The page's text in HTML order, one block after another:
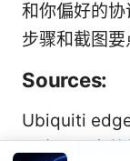
和你偏好的
步骤和截图要
Sources:
Ubiquiti
哥大：最完整